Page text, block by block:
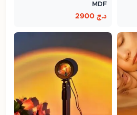
MDF
د.ج